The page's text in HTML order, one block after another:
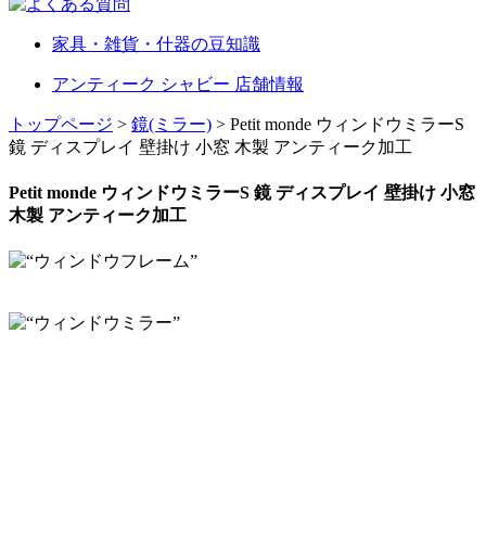
家具・雑貨・什器の豆知識
アンティーク シャビー 店舗情報
トップページ > 鏡(ミラー) > Petit monde ウィンドウミラーS
鏡 ディスプレイ 壁掛け 小窓 木製 アンティーク加工
Petit monde ウィンドウミラーS 鏡 ディスプレイ 壁掛け 小窓
木製 アンティーク加工